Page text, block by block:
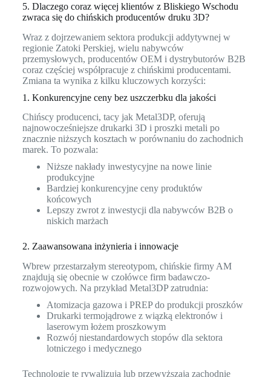
5. Dlaczego coraz więcej klientów z Bliskiego Wschodu
zwraca się do chińskich producentów druku 3D?
Wraz z dojrzewaniem sektora produkcji addytywnej w
regionie Zatoki Perskiej, wielu nabywców
przemysłowych, producentów OEM i dystrybutorów B2B
coraz częściej współpracuje z chińskimi producentami.
Zmiana ta wynika z kilku kluczowych korzyści:
1. Konkurencyjne ceny bez uszczerbku dla jakości
Chińscy producenci, tacy jak Metal3DP, oferują
najnowocześniejsze drukarki 3D i proszki metali po
znacznie niższych kosztach w porównaniu do zachodnich
marek. To pozwala:
Niższe nakłady inwestycyjne na nowe linie
produkcyjne
Bardziej konkurencyjne ceny produktów
końcowych
Lepszy zwrot z inwestycji dla nabywców B2B o
niskich marżach
2. Zaawansowana inżynieria i innowacje
Wbrew przestarzałym stereotypom, chińskie firmy AM
znajdują się obecnie w czołówce firm badawczo-
rozwojowych. Na przykład Metal3DP zatrudnia:
Atomizacja gazowa i PREP do produkcji proszków
Drukarki termojądrowe z wiązką elektronów i
laserowym łożem proszkowym
Rozwój niestandardowych stopów dla sektora
lotniczego i medycznego
Technologie te rywalizują lub przewyższają zachodnie